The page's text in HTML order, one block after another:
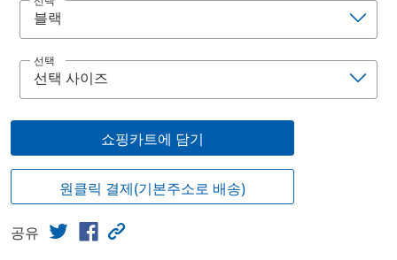
선택
쇼핑카트에 담기
원클릭 결제(기본주소로 배송)
공유